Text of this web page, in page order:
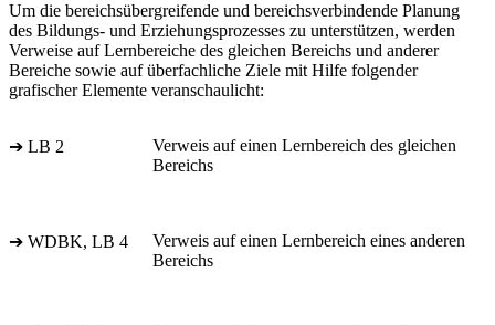
Um die bereichsübergreifende und bereichsverbindende Planung
des Bildungs- und Erziehungsprozesses zu unterstützen, werden
Verweise auf Lernbereiche des gleichen Bereichs und anderer
Bereiche sowie auf überfachliche Ziele mit Hilfe folgender
grafischer Elemente veranschaulicht:
➔ LB 2
Verweis auf einen Lernbereich des gleichen
Bereichs
➔ WDBK, LB 4
Verweis auf einen Lernbereich eines anderen
Bereichs